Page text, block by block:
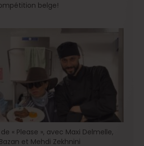
belge!
« Please », avec Maxi Delmelle,
et Mehdi Zekhnini